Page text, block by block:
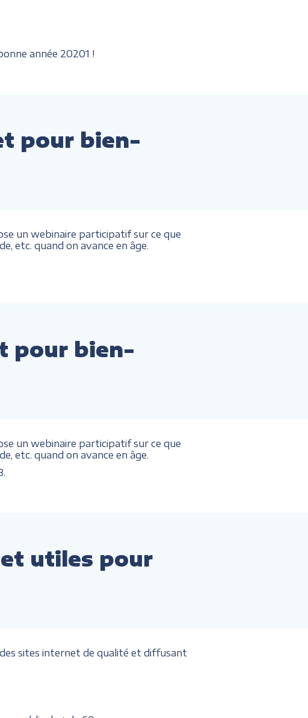
année 20201 !
pour bien-
un webinaire participatif sur ce que
etc. quand on avance en âge.
pour bien-
un webinaire participatif sur ce que
etc. quand on avance en âge.
utiles pour
sites internet de qualité et diffusant